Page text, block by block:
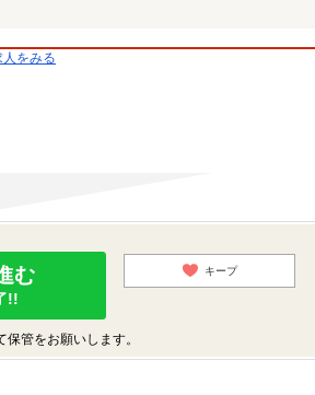
をみる
む
!!
キープ
管をお願いします。